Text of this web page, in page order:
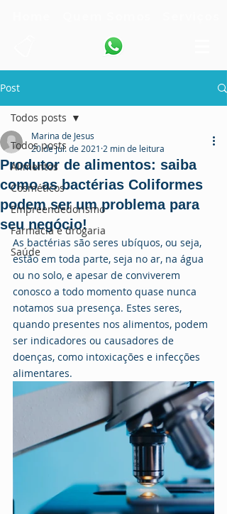
Post
Todos posts
Alimentos
Cosméticos
Empreendedorismo
Farmácia e drogaria
Saúde
Todos posts
Produtor de alimentos: saiba
como as bactérias Coliformes
podem ser um problema para
seu negócio!
Marina de Jesus
20 de jul. de 2021 2 min de leitura
As bactérias são seres ubíquos, ou seja,
estão em toda parte, seja no ar, na água
ou no solo, e apesar de conviverem
conosco a todo momento quase nunca
notamos sua presença. Estes seres,
quando presentes nos alimentos, podem
ser indicadores ou causadores de
doenças, como intoxicações e infecções
alimentares.